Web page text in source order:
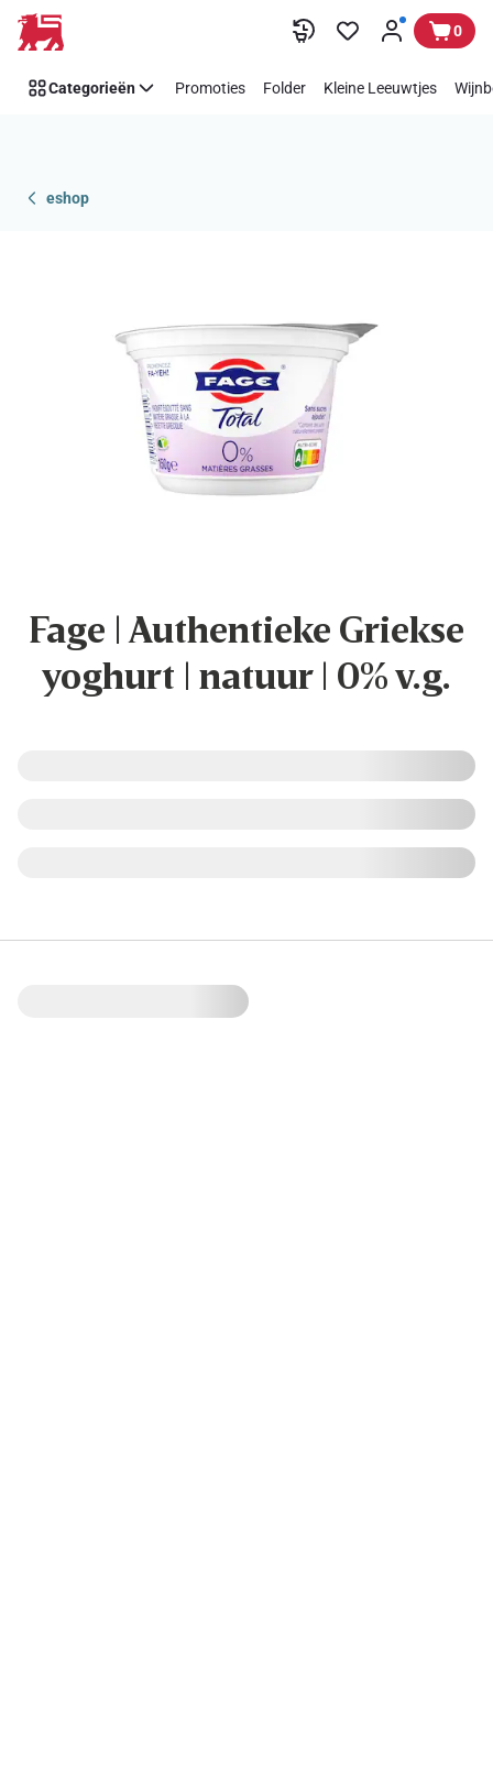
Overslaan 0
Categorieën Promoties Folder Kleine Leeuwtjes
eshop
Fage | Authentieke Griekse
yoghurt | natuur | 0% v.g.